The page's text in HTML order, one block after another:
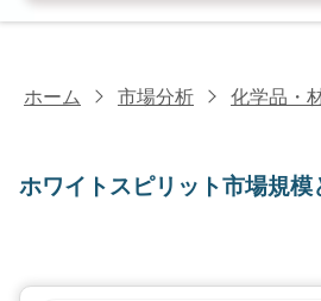
ホーム 市場分析 化学品・
ホワイトスピリット市場規模